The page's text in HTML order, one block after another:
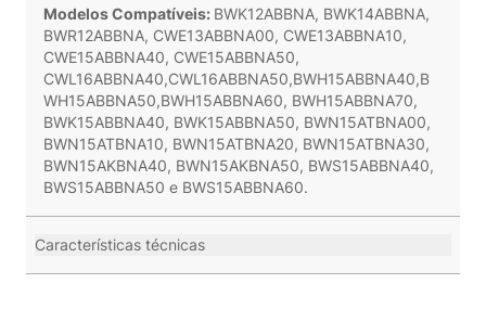
Modelos Compatíveis: BWK12ABBNA, BWK14ABBNA,
BWR12ABBNA, CWE13ABBNA00, CWE13ABBNA10,
CWE15ABBNA40, CWE15ABBNA50,
CWL16ABBNA40,CWL16ABBNA50,BWH15ABBNA40,B
WH15ABBNA50,BWH15ABBNA60, BWH15ABBNA70,
BWK15ABBNA40, BWK15ABBNA50, BWN15ATBNA00,
BWN15ATBNA10, BWN15ATBNA20, BWN15ATBNA30,
BWN15AKBNA40, BWN15AKBNA50, BWS15ABBNA40,
BWS15ABBNA50 e BWS15ABBNA60.
Características técnicas